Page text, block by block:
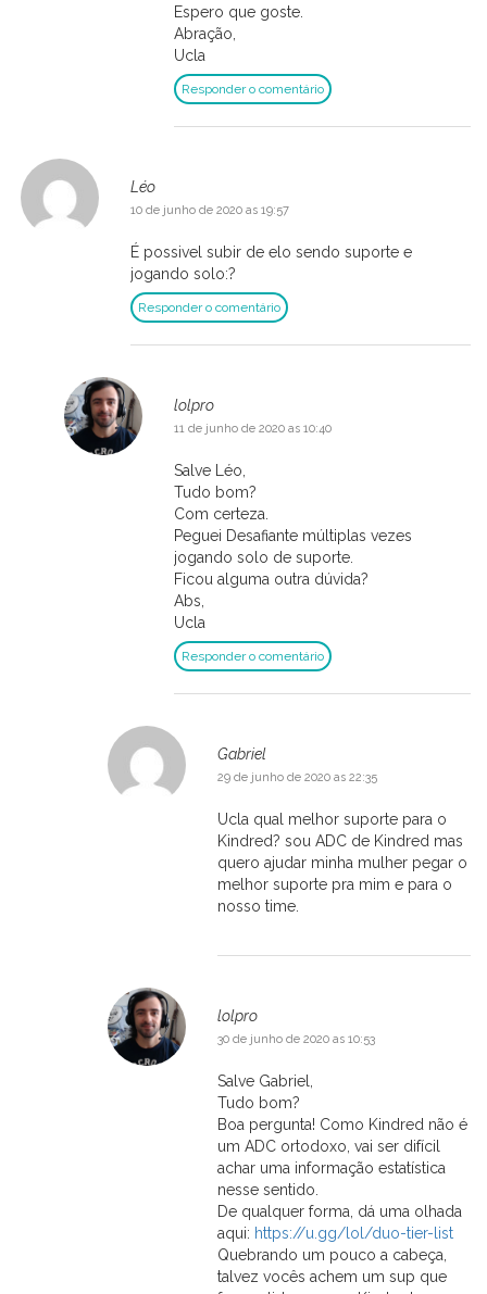
Espero que goste.
Abração,
Ucla
Responder o comentário
Léo
10 de junho de 2020 as 19:57
É possivel subir de elo sendo suporte e
jogando solo:?
Responder o comentário
lolpro
11 de junho de 2020 as 10:40
Salve Léo,
Tudo bom?
Com certeza.
Peguei Desafiante múltiplas vezes
jogando solo de suporte.
Ficou alguma outra dúvida?
Abs,
Ucla
Responder o comentário
Gabriel
29 de junho de 2020 as 22:35
Ucla qual melhor suporte para o
Kindred? sou ADC de Kindred mas
quero ajudar minha mulher pegar o
melhor suporte pra mim e para o
nosso time.
lolpro
30 de junho de 2020 as 10:53
Salve Gabriel,
Tudo bom?
Boa pergunta! Como Kindred não é
um ADC ortodoxo, vai ser difícil
achar uma informação estatística
nesse sentido.
De qualquer forma, dá uma olhada
aqui: https://u.gg/lol/duo-tier-list
Quebrando um pouco a cabeça,
talvez vocês achem um sup que